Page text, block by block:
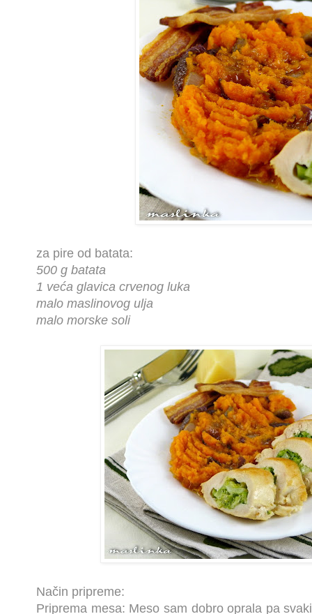
za pire od batata:
500 g batata
1 veća glavica crvenog luka
malo maslinovog ulja
malo morske soli
Način pripreme:
Priprema mesa: Meso sam dobro oprala pa